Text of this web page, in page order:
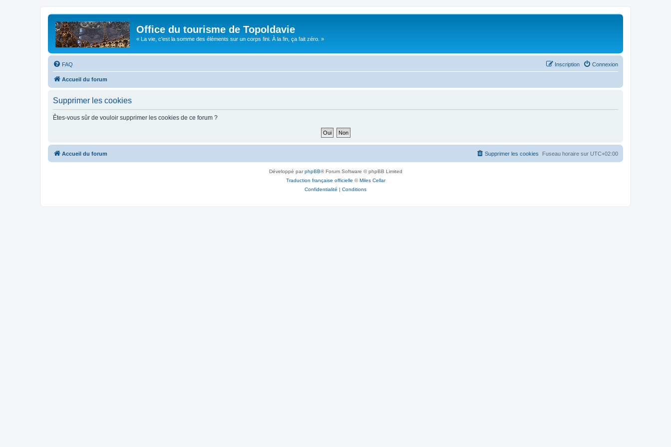
Office du tourisme de Topoldavie
« La vie, c'est la somme des éléments sur un corps fini. À la fin, ça fait zéro. »
FAQ Connexion
Inscription
Accueil du forum
Supprimer les cookies
Êtes-vous sûr de vouloir supprimer les cookies de ce forum ?
Accueil du forum Fuseau horaire sur UTC+02:00
Supprimer les cookies
Développé parphpBB® Forum Software © phpBB Limited
Traduction française officielle ©Miles Cellar
Confidentialité | Conditions